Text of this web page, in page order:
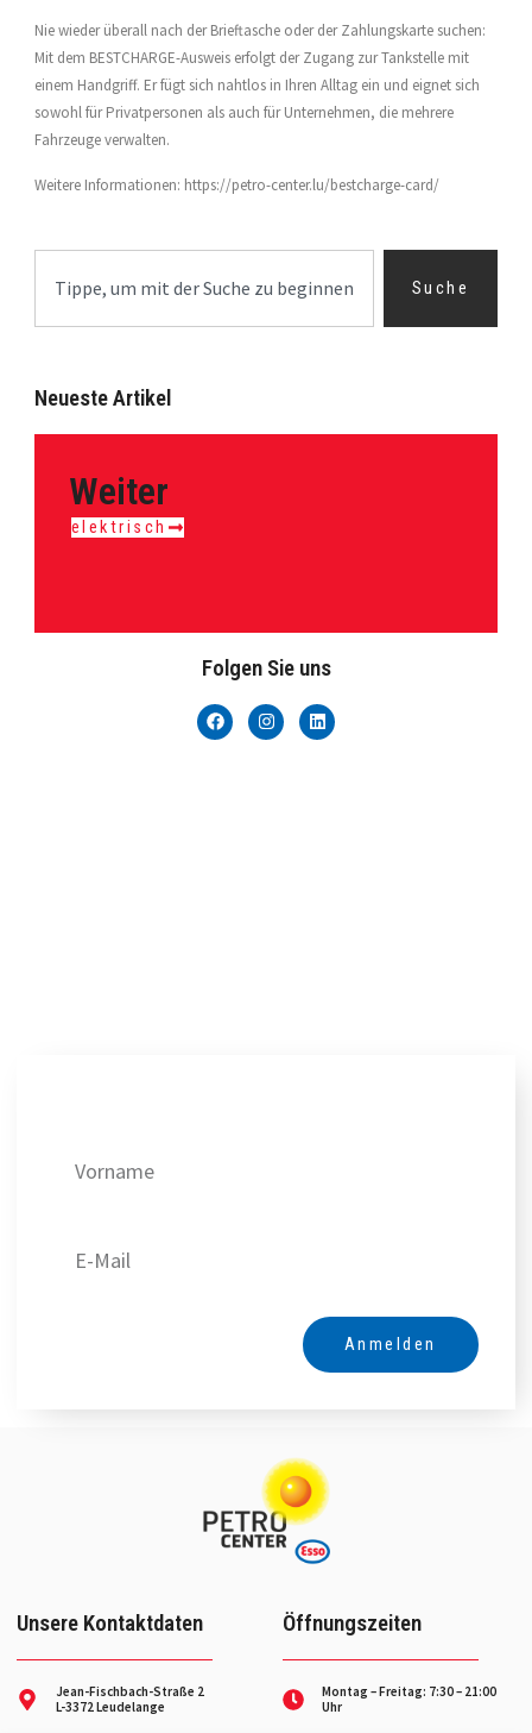
Nie wieder überall nach der Brieftasche oder der Zahlungskarte suchen:
Mit dem BESTCHARGE-Ausweis erfolgt der Zugang zur Tankstelle mit
einem Handgriff. Er fügt sich nahtlos in Ihren Alltag ein und eignet sich
sowohl für Privatpersonen als auch für Unternehmen, die mehrere
Fahrzeuge verwalten.
Weitere Informationen: https://petro-center.lu/bestcharge-card/
Suche
Neueste Artikel
Weiter
elektrisch
Folgen Sie uns
Anmelden
Unsere Kontaktdaten
Jean-Fischbach-Straße 2
L-3372 Leudelange
Öffnungszeiten
Montag – Freitag: 7:30 – 21:00
Uhr